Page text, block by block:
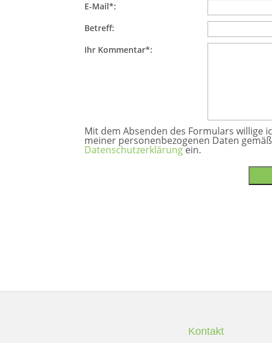
E-Mail*:
Betreff:
Ihr Kommentar*:
Mit dem Absenden des Formulars willige
meiner personenbezogenen Daten
Datenschutzerklärungein.
Kontakt